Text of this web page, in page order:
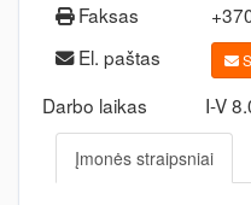
Faksas
El. paštas
Darbo laikas I-V
Įmonės straipsniai